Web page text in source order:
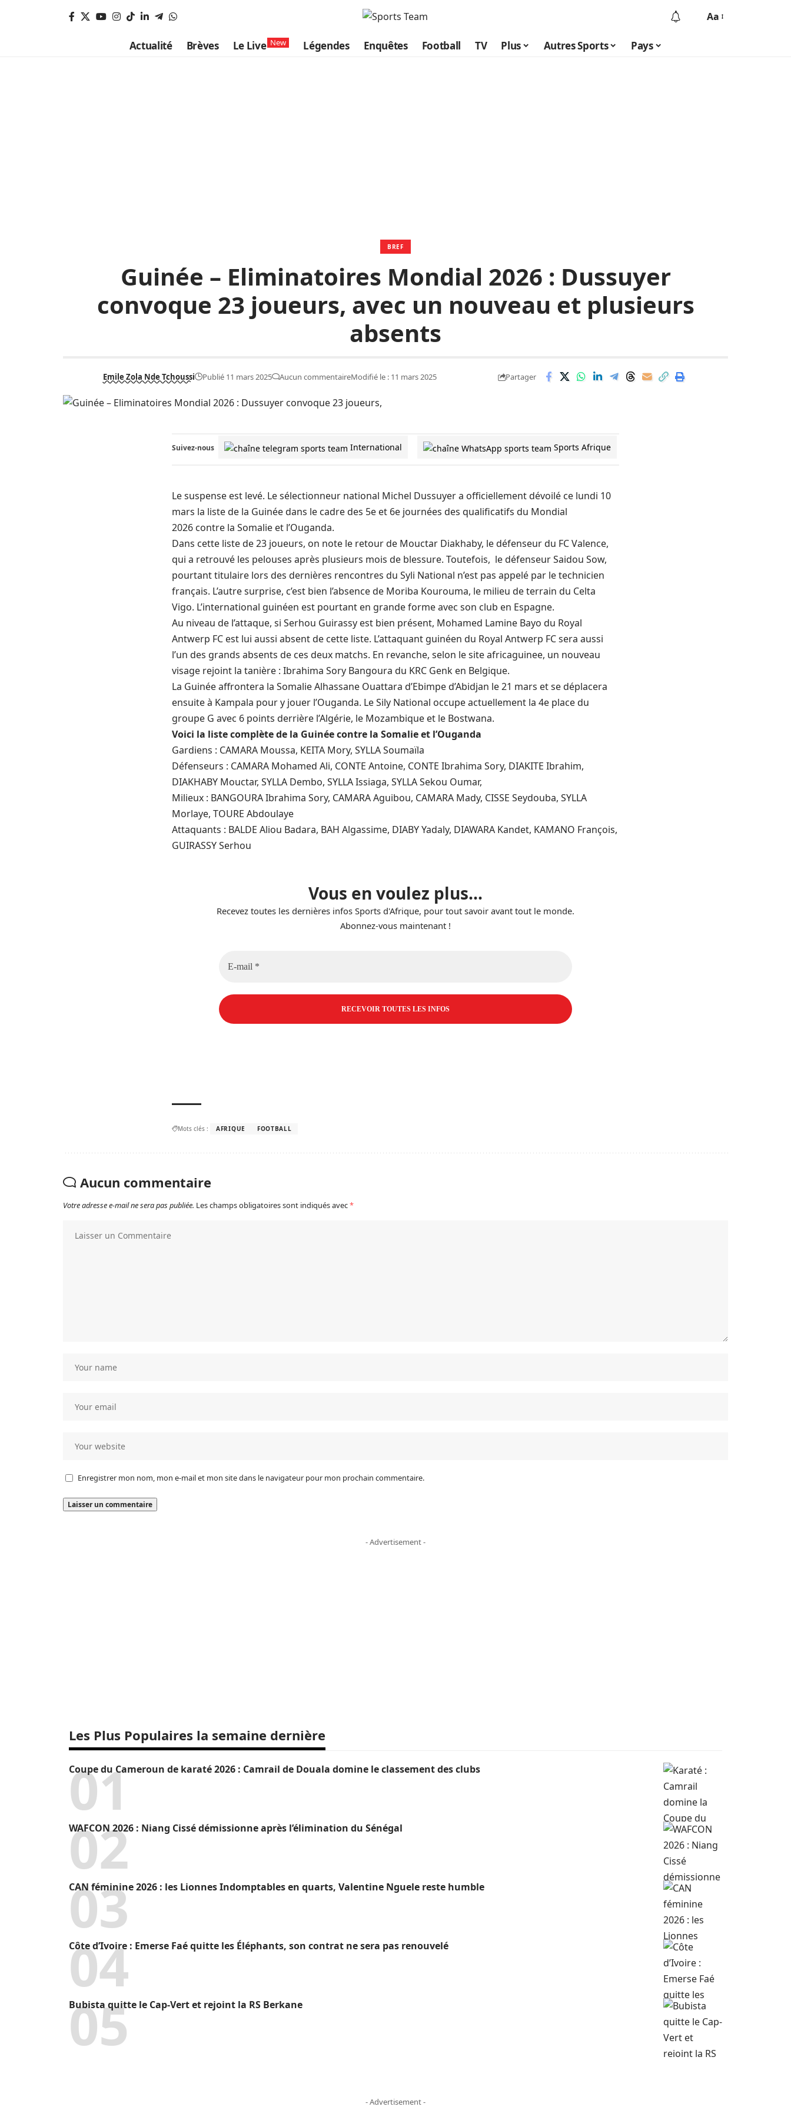
Aa
Actualité Brèves Le Live New Légendes Enquêtes Football TV Plus Autres Sports Pays
BREF
Guinée – Eliminatoires Mondial 2026 : Dussuyer
convoque 23 joueurs, avec un nouveau et plusieurs
absents
Emile Zola Nde Tchoussi Publié 11 mars 2025 Aucun commentaireModifié le : 11 mars 2025 Partager
Suivez-nous International Sports Afrique
Le suspense est levé. Le sélectionneur national Michel Dussuyer a officiellement dévoilé ce lundi 10
mars la liste de la Guinée dans le cadre des 5e et 6e journées des qualificatifs du Mondial
2026 contre la Somalie et l’Ouganda.
Dans cette liste de 23 joueurs, on note le retour de Mouctar Diakhaby, le défenseur du FC Valence,
qui a retrouvé les pelouses après plusieurs mois de blessure. Toutefois, le défenseur Saidou Sow,
pourtant titulaire lors des dernières rencontres du Syli National n’est pas appelé par le technicien
français. L’autre surprise, c’est bien l’absence de Moriba Kourouma, le milieu de terrain du Celta
Vigo. L’international guinéen est pourtant en grande forme avec son club en Espagne.
Au niveau de l’attaque, si Serhou Guirassy est bien présent, Mohamed Lamine Bayo du Royal
Antwerp FC est lui aussi absent de cette liste. L’attaquant guinéen du Royal Antwerp FC sera aussi
l’un des grands absents de ces deux matchs. En revanche, selon le site africaguinee, un nouveau
visage rejoint la tanière : Ibrahima Sory Bangoura du KRC Genk en Belgique.
La Guinée affrontera la Somalie Alhassane Ouattara d’Ebimpe d’Abidjan le 21 mars et se déplacera
ensuite à Kampala pour y jouer l’Ouganda. Le Sily National occupe actuellement la 4e place du
groupe G avec 6 points derrière l’Algérie, le Mozambique et le Bostwana.
Voici la liste complète de la Guinée contre la Somalie et l’Ouganda
Gardiens : CAMARA Moussa, KEITA Mory, SYLLA Soumaïla
Défenseurs : CAMARA Mohamed Ali, CONTE Antoine, CONTE Ibrahima Sory, DIAKITE Ibrahim,
DIAKHABY Mouctar, SYLLA Dembo, SYLLA Issiaga, SYLLA Sekou Oumar,
Milieux : BANGOURA Ibrahima Sory, CAMARA Aguibou, CAMARA Mady, CISSE Seydouba, SYLLA
Morlaye, TOURE Abdoulaye
Attaquants : BALDE Aliou Badara, BAH Algassime, DIABY Yadaly, DIAWARA Kandet, KAMANO François,
GUIRASSY Serhou
Vous en voulez plus...
Recevez toutes les dernières infos Sports d'Afrique, pour tout savoir avant tout le monde.
Abonnez-vous maintenant !
Mots clés : AFRIQUE FOOTBALL
Aucun commentaire
Votre adresse e-mail ne sera pas publiée. Les champs obligatoires sont indiqués avec*
Enregistrer mon nom, mon e-mail et mon site dans le navigateur pour mon prochain commentaire.
- Advertisement -
Les Plus Populaires la semaine dernière
Coupe du Cameroun de karaté 2026 : Camrail de Douala domine le classement des clubs
WAFCON 2026 : Niang Cissé démissionne après l’élimination du Sénégal
CAN féminine 2026 : les Lionnes Indomptables en quarts, Valentine Nguele reste humble
Côte d’Ivoire : Emerse Faé quitte les Éléphants, son contrat ne sera pas renouvelé
Bubista quitte le Cap-Vert et rejoint la RS Berkane
- Advertisement -